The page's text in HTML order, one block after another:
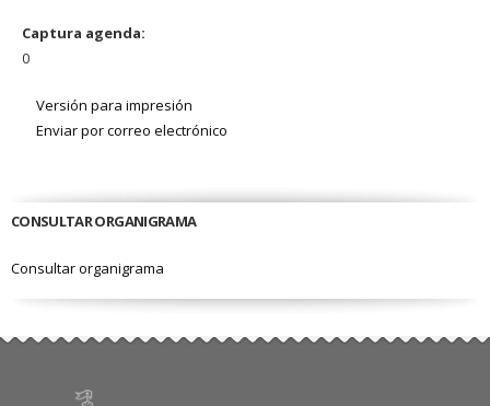
Captura agenda:
0
Versión para impresión
Enviar por correo electrónico
CONSULTAR ORGANIGRAMA
Consultar organigrama